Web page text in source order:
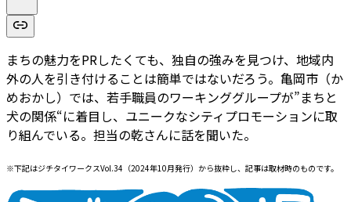
まちの魅力をPRしたくても、独自の強みを見つけ、地域内
外の人を引き付けることは簡単ではないだろう。亀岡市（か
めおかし）では、若手職員のワーキンググループが”まちと
犬の関係“に着目し、ユニークなシティプロモーションに取
り組んでいる。担当の乾さんに話を聞いた。
※下記はジチタイワークスVol.34（2024年10月発行）から抜粋し、記事は取材時のものです。